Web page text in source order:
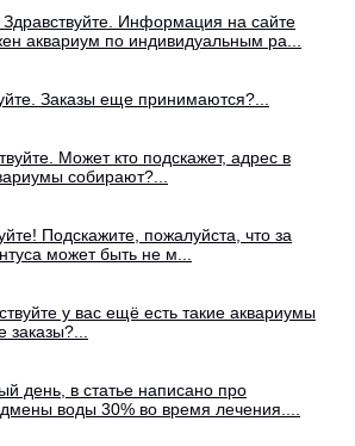
Здравствуйте. Информация на сайте
аквариум по индивидуальным ра...
Заказы еще принимаются?...
Может кто подскажет, адрес в
собирают?...
Подскажите, пожалуйста, что за
может быть не м...
у вас ещё есть такие аквариумы
день, в статье написано про
воды 30% во время лечения....